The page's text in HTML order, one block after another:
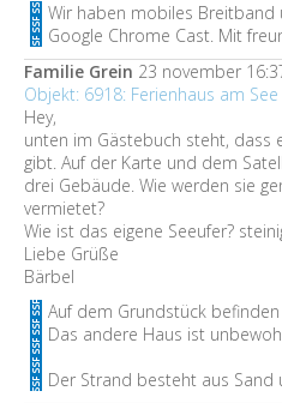
Wir haben mobiles Breitband
Google Chrome Cast. Mit
Familie Grein 23 november
Objekt: 6918: Ferienhaus am
Hey,
unten im Gästebuch steht, dass
gibt. Auf der Karte und dem
drei Gebäude. Wie werden sie
vermietet?
Wie ist das eigene Seeufer?
Liebe Grüße
Bärbel
Auf dem Grundstück
Das andere Haus ist
Der Strand besteht aus Sand